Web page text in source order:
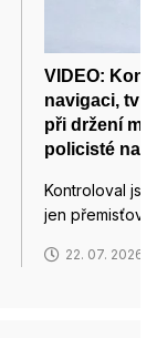
VIDEO:
navigaci,
při držení
policisté na
Kontroloval
jen
22. 07. 2026